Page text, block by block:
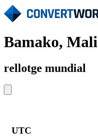
Bamako, Mali
rellotge mundial
UTC